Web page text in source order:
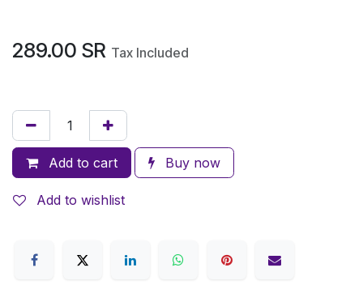
289.00 SR Tax Included
Add to cart Buy now
Add to wishlist